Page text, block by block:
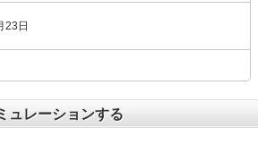
23日
ュレーションする